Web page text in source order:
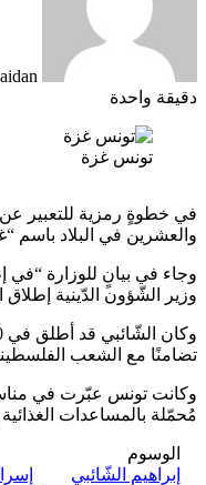
دقيقة واحدة
تونس غزة
في خطوةٍ رمزية للتعبير عن
والعشرين في البلاد باسم
وجاء في بيانٍ للوزارة “في
وزير الشّؤون الدّينية
تضامنًا مع الشعب
وكانت تونس عبّرت في
مُحمّلة بالمساعدات
الوسوم
إبراهيم الشّائبي